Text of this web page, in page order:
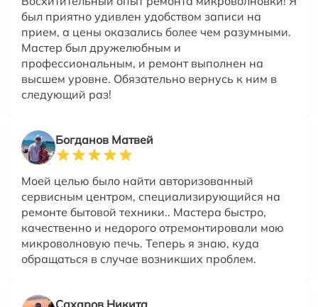
был приятно удивлен удобством записи на
прием, а цены оказались более чем разумными.
Мастер был дружелюбным и
профессиональным, и ремонт выполнен на
высшем уровне. Обязательно вернусь к ним в
следующий раз!
Богданов Матвей
Моей целью было найти авторизованный
сервисным центром, специализирующийся на
ремонте бытовой техники.. Мастера быстро,
качественно и недорого отремонтировали мою
микроволновую печь. Теперь я знаю, куда
обращаться в случае возникших проблем.